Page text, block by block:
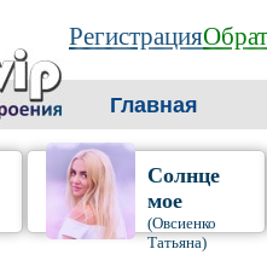
Регистрация
Главная
Солнце
мое
(Овсиенко
Татьяна)